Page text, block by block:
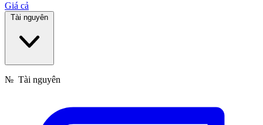
Giá cả
Tài nguyên
№ Tài nguyên